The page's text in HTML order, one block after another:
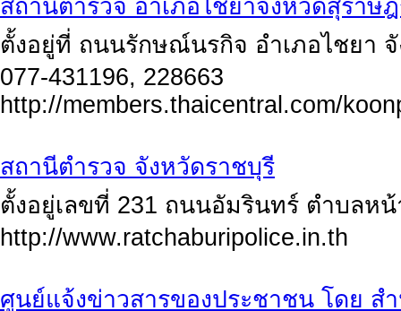
สถานีตำรวจ อำเภอไชยาจังหวัดสุราษ
ตั้งอยู่ที่ ถนนรักษณ์นรกิจ อำเภอไชยา
077-431196, 228663
http://members.thaicentral.com/
สถานีตำรวจ จังหวัดราชบุรี
ตั้งอยู่เลขที่ 231 ถนนอัมรินทร์ ตำบลหน้
http://www.ratchaburipolice.in.th
ศูนย์แจ้งข่าวสารของประชาชน โดย ส